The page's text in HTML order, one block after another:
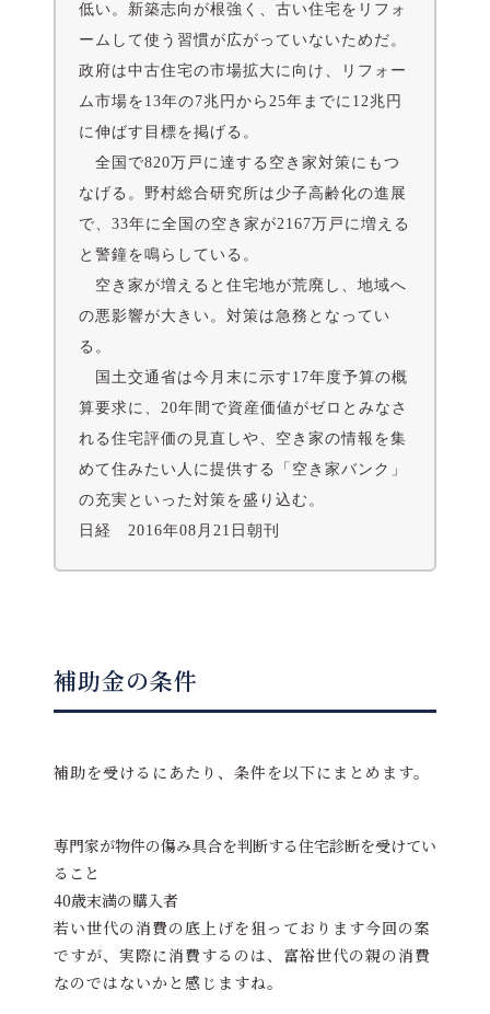
低い。新築志向が根強く、古い住宅をリフォ
ームして使う習慣が広がっていないためだ。
政府は中古住宅の市場拡大に向け、リフォー
ム市場を13年の7兆円から25年までに12兆円
に伸ばす目標を掲げる。
全国で820万戸に達する空き家対策にもつ
なげる。野村総合研究所は少子高齢化の進展
で、33年に全国の空き家が2167万戸に増える
と警鐘を鳴らしている。
空き家が増えると住宅地が荒廃し、地域へ
の悪影響が大きい。対策は急務となってい
る。
国土交通省は今月末に示す17年度予算の概
算要求に、20年間で資産価値がゼロとみなさ
れる住宅評価の見直しや、空き家の情報を集
めて住みたい人に提供する「空き家バンク」
の充実といった対策を盛り込む。
日経 2016年08月21日朝刊
補助金の条件
補助を受けるにあたり、条件を以下にまとめます。
専門家が物件の傷み具合を判断する住宅診断を受けてい
ること
40歳末満の購入者
若い世代の消費の底上げを狙っております今回の案
ですが、実際に消費するのは、富裕世代の親の消費
なのではないかと感じますね。